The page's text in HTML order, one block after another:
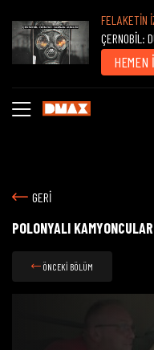
FELAKETİN
ÇERNOBİL:
HEMEN
GERİ
POLONYALI KAMYONCULAR
ÖNCEKİ BÖLÜM